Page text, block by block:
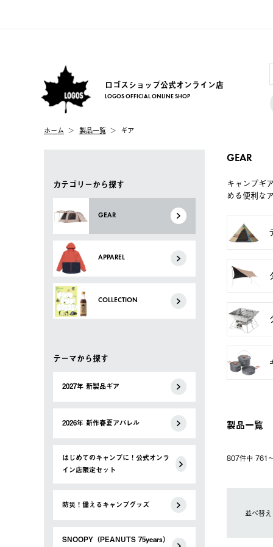
ロゴスショップ公式オンライン店
LOGOS OFFICIAL ONLINE SHOP
ホーム 製品一覧 ギア
カテゴリーから探す
GEAR
APPAREL
COLLECTION
テーマから探す
2027年 新製品ギア
2026年 新作春夏アパレル
はじめてのキャンプに！公式オンラ
イン店限定セット
防災！備えるキャンプグッズ
SNOOPY（PEANUTS 75years）
GEAR
キャンプギ
める便利な
製品一覧
807件中 761
並べ替え